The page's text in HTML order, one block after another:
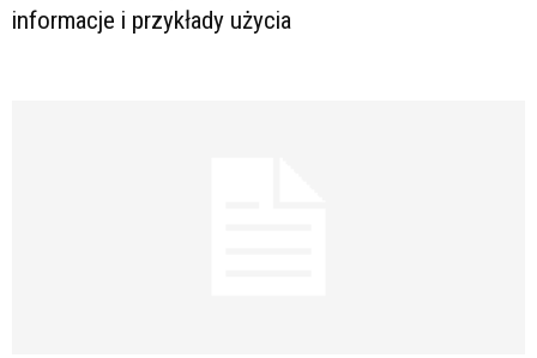
informacje i przykłady użycia